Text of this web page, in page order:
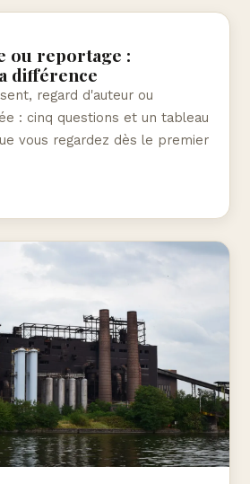
ou reportage :
différence
regard d'auteur ou
: cinq questions et un tableau
vous regardez dès le premier